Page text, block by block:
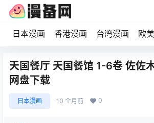
日本漫画 香港漫画 台湾漫画 欧
天国餐厅 天国餐馆 1-6卷 佐佐
网盘下载
日本漫画 10 个月前 0